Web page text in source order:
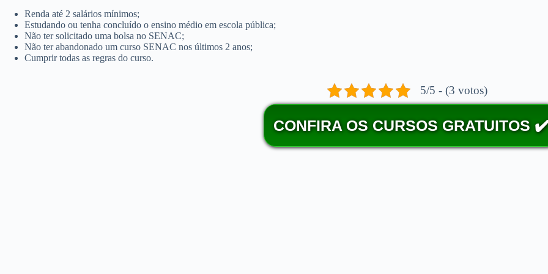
Renda até 2 salários mínimos;
Estudando ou tenha concluído o ensino médio em escola pública;
Não ter solicitado uma bolsa no SENAC;
Não ter abandonado um curso SENAC nos últimos 2 anos;
Cumprir todas as regras do curso.
5/5 - (3 votos)
CONFIRA OS CURSOS GRATUITOS ✔️